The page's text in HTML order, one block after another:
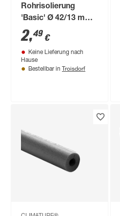
Rohrisolierung
'Basic' Ø 42/13 mm
vorgeschlitzt 1 m
2,49 €
Keine Lieferung nach
Hause
Bestellbar in Troisdorf